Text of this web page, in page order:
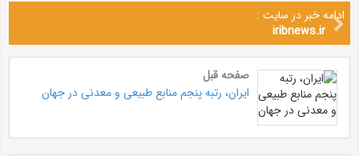
ادامه خبر در سایت :
iribnews.ir
صفحه قبل
ایران، رتبه پنجم منابع طبیعی و معدنی در جهان